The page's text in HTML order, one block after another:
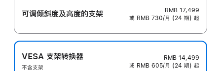
可调倾斜度及高‍度的支‍架
RMB 17,499
或 RMB 730/月 (24 期) 起
VESA 支架转换器
不含支架
RMB 14,499
或 RMB 605/月 (24 期) 起